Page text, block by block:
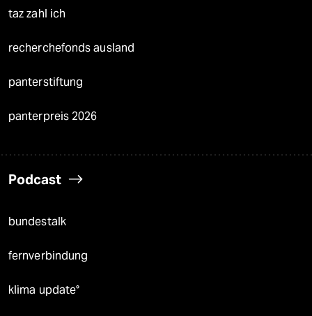
taz zahl ich
recherchefonds ausland
panterstiftung
panterpreis 2026
Podcast
bundestalk
fernverbindung
klima update°